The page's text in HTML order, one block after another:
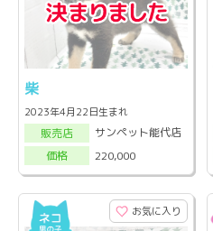
柴
2023年4月22日生まれ
販売店
サンペット能代店
価格
220,000
お気に入り